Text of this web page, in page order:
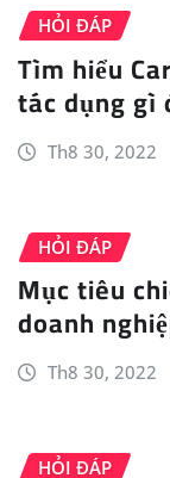
HỎI ĐÁP
Tìm hiểu
tác dụng gì
Th8 30, 2022
HỎI ĐÁP
Mục tiêu
doanh
Th8 30, 2022
HỎI ĐÁP